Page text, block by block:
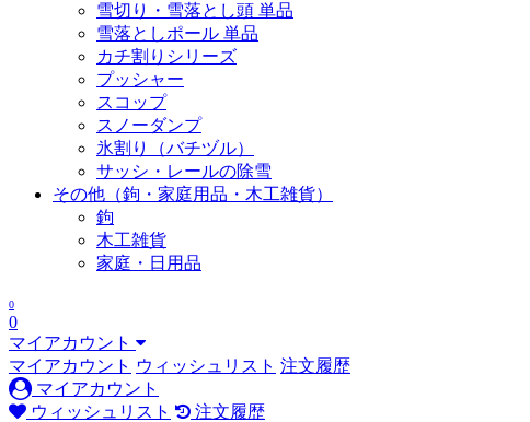
雪切り・雪落とし頭 単品
雪落としポール 単品
カチ割りシリーズ
プッシャー
スコップ
スノーダンプ
氷割り（バチヅル）
サッシ・レールの除雪
その他（鉤・家庭用品・木工雑貨）
鉤
木工雑貨
家庭・日用品
0
0
マイアカウント
マイアカウント ウィッシュリスト 注文履歴
マイアカウント
ウィッシュリスト
注文履歴